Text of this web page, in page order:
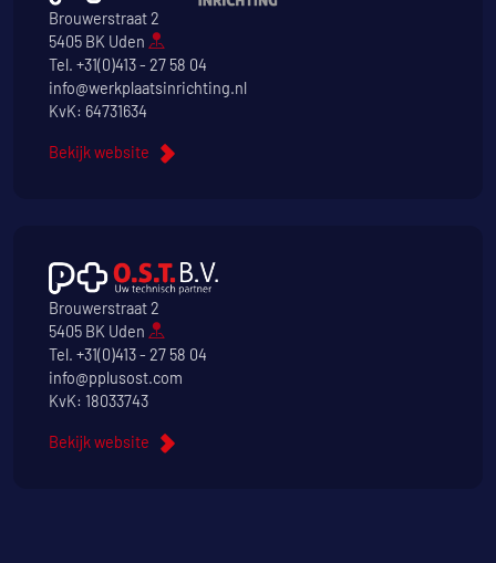
Brouwerstraat 2
5405 BK Uden
Tel. +31(0)413 - 27 58 04
info@werkplaatsinrichting.nl
KvK: 64731634
Bekijk website
Brouwerstraat 2
5405 BK Uden
Tel. +31(0)413 - 27 58 04
info@pplusost.com
KvK: 18033743
Bekijk website